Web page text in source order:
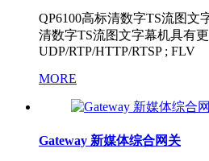
QP6100高标清数字TS流图
清数字TS流图文字幕机具有
UDP/RTP/HTTP/RTSP ; FLV
MORE
Gateway 新媒体综合网关